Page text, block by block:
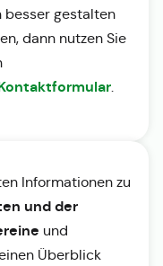
besser gestalten
dann nutzen Sie
.
Informationen zu
und der
und
Überblick